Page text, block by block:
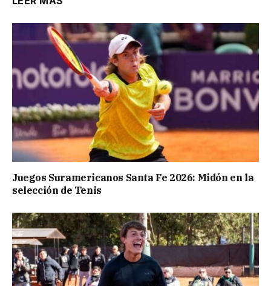
Juegos Suramericanos Santa Fe 2026: Midón en la
selección de Tenis